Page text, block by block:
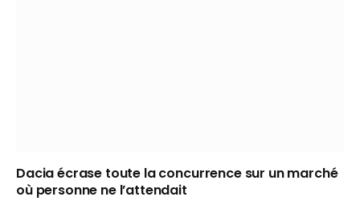
Dacia écrase toute la concurrence sur un marché
où personne ne l’attendait